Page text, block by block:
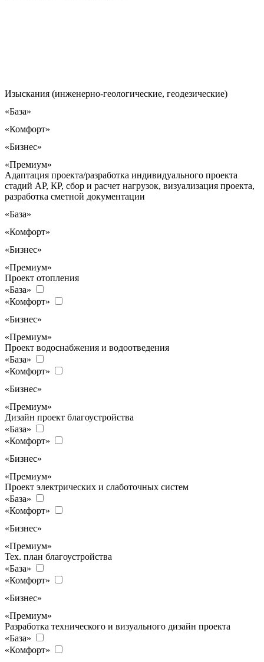
Изыскания (инженерно-геологические, геодезические)
«База»
«Комфорт»
«Бизнес»
«Премиум»
Адаптация проекта/разработка индивидуального проекта
стадий АР, КР, сбор и расчет нагрузок, визуализация проекта,
разработка сметной документации
«База»
«Комфорт»
«Бизнес»
«Премиум»
Проект отопления
«База»
«Комфорт»
«Бизнес»
«Премиум»
Проект водоснабжения и водоотведения
«База»
«Комфорт»
«Бизнес»
«Премиум»
Дизайн проект благоустройства
«База»
«Комфорт»
«Бизнес»
«Премиум»
Проект электрических и слаботочных систем
«База»
«Комфорт»
«Бизнес»
«Премиум»
Тех. план благоустройства
«База»
«Комфорт»
«Бизнес»
«Премиум»
Разработка технического и визуального дизайн проекта
«База»
«Комфорт»